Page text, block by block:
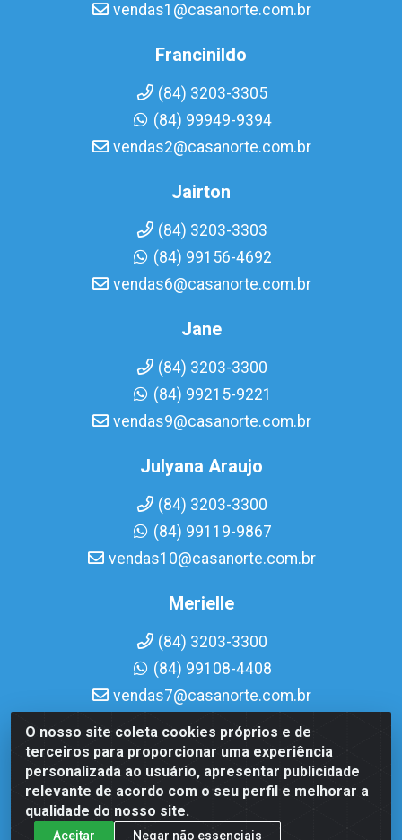
O nosso site coleta cookies próprios e de
terceiros para proporcionar uma experiência
personalizada ao usuário, apresentar publicidade
relevante de acordo com o seu perfil e melhorar a
qualidade do nosso site.
Aceitar Negar não essenciais
vendas1@casanorte.com.br
Francinildo
(84) 3203-3305
(84) 99949-9394
vendas2@casanorte.com.br
Jairton
(84) 3203-3303
(84) 99156-4692
vendas6@casanorte.com.br
Jane
(84) 3203-3300
(84) 99215-9221
vendas9@casanorte.com.br
Julyana Araujo
(84) 3203-3300
(84) 99119-9867
vendas10@casanorte.com.br
Merielle
(84) 3203-3300
(84) 99108-4408
vendas7@casanorte.com.br
Casa Norte LTDA - Av. Interventor Mário Câmara, 1815 -
Dix-Sept Rosado, Natal/RN - CEP 59054-600 - CNPJ
08.713.513/0001-51